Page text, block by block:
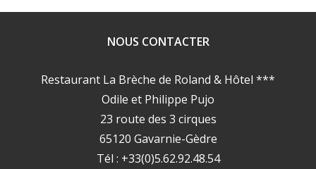
NOUS CONTACTER
Restaurant La Brèche de Roland & Hôtel ***
Odile et Philippe Pujo
23 route des 3 cirques
65120 Gavarnie-Gèdre
Tél : +33(0)5.62.92.48.54